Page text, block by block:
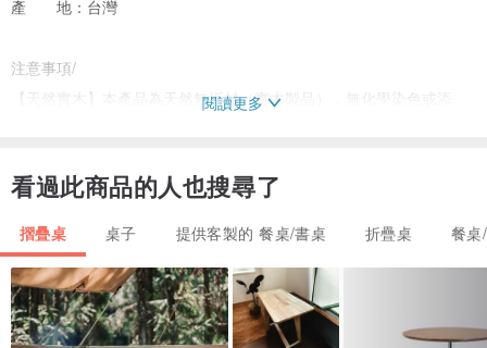
產 地：台灣
注意事項/
【天然實木】本產品為天然無垢材（實木製品），無化學染色或添
【舒適環境】避免太陽曝曬或過度乾燥環境會造成木材龜裂；避免長
時間潮濕陰暗。
【保養方式】請勿使用化學洗劑清潔，詳細保養方式請見『無垢工序
保養手冊』。
產地/製造方式
台灣
閱讀更多
看過此商品的人也搜尋了
摺疊桌 桌子 提供客製的 餐桌/書桌 折疊桌 餐桌